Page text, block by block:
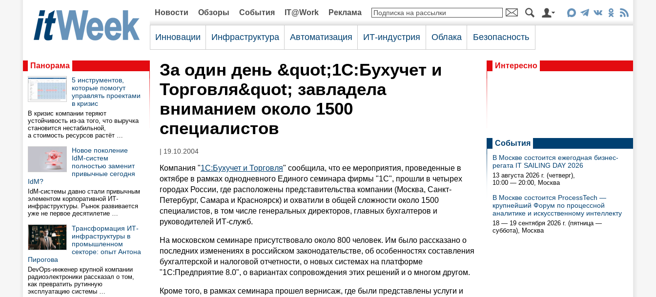
Новости Обзоры События IT@Work Реклама
Инновации Инфраструктура Автоматизация ИТ-индустрия Облака Безопасность
Панорама
5 инструментов,
которые помогут
управлять проектами
в кризис
В кризис компании теряют
устойчивость из-за того, что выручка
становится нестабильной,
а стоимость ресурсов растёт …
Новое поколение
IdM-систем
полностью заменит
привычные сегодня
IdM?
IdM-системы давно стали привычным
элементом корпоративной ИТ-
инфраструктуры. Рынок развивается
уже не первое десятилетие …
Трансформация ИТ-
инфраструктуры в
промышленном
секторе: опыт Антона
Пирогова
DevOps-инженер крупной компании
радиоэлектроники рассказал о том,
как превратить рутинную
эксплуатацию системы …
За один день &quot;1С:Бухучет и
Торговля&quot; завладела
вниманием около 1500
специалистов
| 19.10.2004
Компания "1С:Бухучет и Торговля" сообщила, что ее мероприятия, проведенные в
октябре в рамках однодневного Единого семинара фирмы "1С", прошли в четырех
городах России, где расположены представительства компании (Москва, Санкт-
Петербург, Самара и Красноярск) и охватили в общей сложности около 1500
специалистов, в том числе генеральных директоров, главных бухгалтеров и
руководителей ИТ-служб.
На московском семинаре присутствовало около 800 человек. Им было рассказано о
последних изменениях в российском законодательстве, об особенностях составления
бухгалтерской и налоговой отчетности, о новых системах на платформе
"1С:Предприятие 8.0", о вариантах сопровождения этих решений и о многом другом.
Кроме того, в рамках семинара прошел вернисаж, где были представлены услуги и
Интересно
События
В Москве состоится ежегодная бизнес-
регата IT SAILING DAY 2026
13 августа 2026 г. (четверг),
10:00 — 20:00, Москва
В Москве состоится ProcessTech —
крупнейший Форум по процессной
аналитике и искусственному интеллекту
18 — 19 сентября 2026 г. (пятница —
суббота), Москва